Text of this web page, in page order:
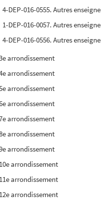
4-DEP-016-0555. Autres
1-DEP-016-0057. Autres
4-DEP-016-0556. Autres
arrondissement
arrondissement
arrondissement
arrondissement
arrondissement
arrondissement
arrondissement
10e arrondissement
11e arrondissement
12e arrondissement